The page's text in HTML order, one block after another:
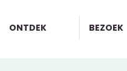
ONTDEK BEZOEK